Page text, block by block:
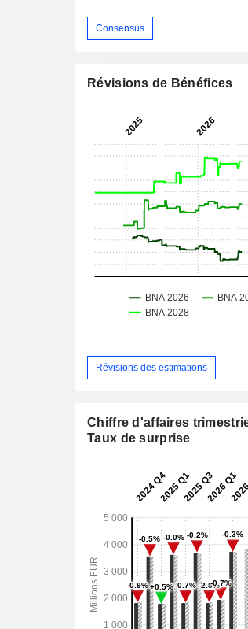
Consensus
Révisions de Bénéfices
Révisions des estimations
Chiffre d'affaires
Taux de surprise